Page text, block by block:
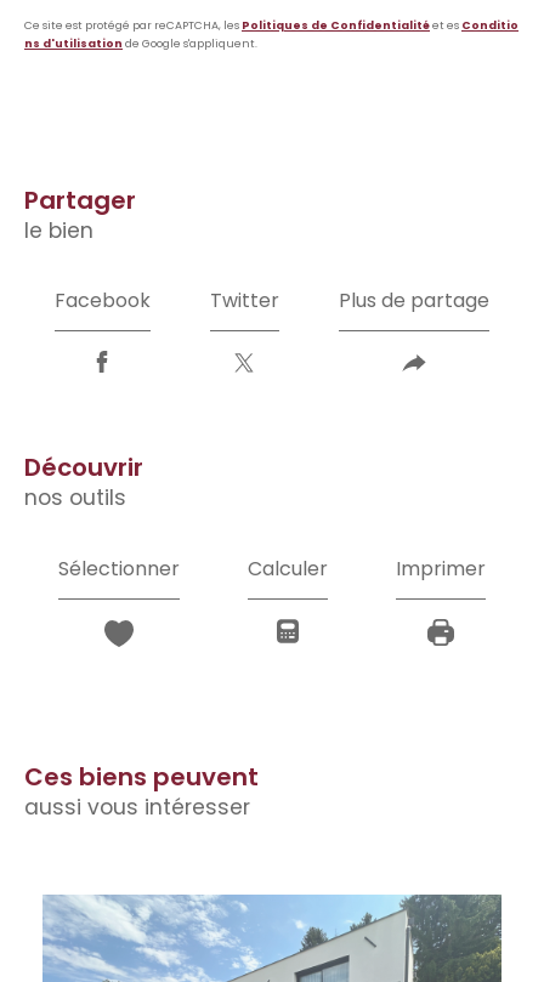
Ce site est protégé par reCAPTCHA, les Politiques de Confidentialitéet es Conditio
ns d'utilisation de Google s'appliquent.
partager
le bien
Facebook Twitter Plus de partage
découvrir
nos outils
Sélectionner Calculer Imprimer
Ces biens peuvent
aussi vous intéresser